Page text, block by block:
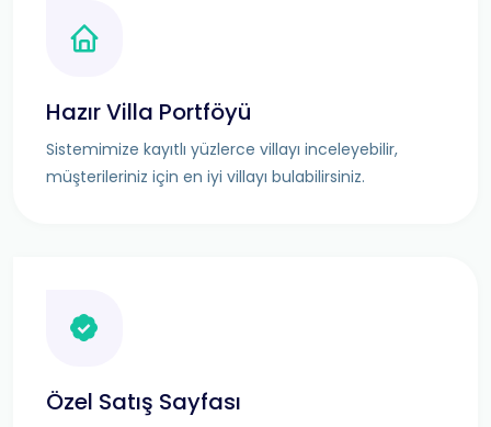
Hazır Villa Portföyü
Sistemimize kayıtlı yüzlerce villayı inceleyebilir,
müşterileriniz için en iyi villayı bulabilirsiniz.
Özel Satış Sayfası